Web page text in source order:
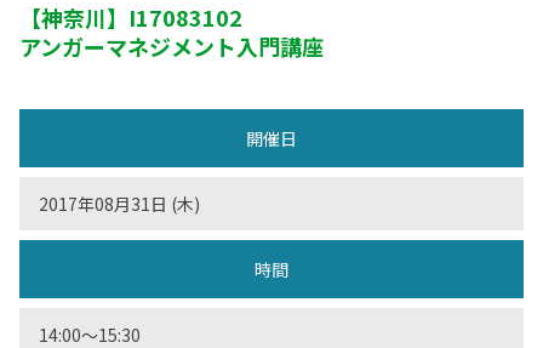
【神奈川】 I17083102
アンガーマネジメント入門講座
開催日
2017年08月31日 (木)
時間
14:00〜15:30